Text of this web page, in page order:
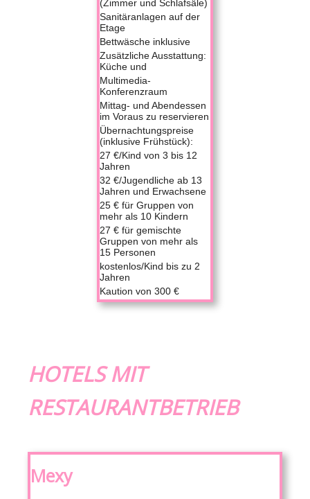
(Zimmer und Schlafsäle)
Sanitäranlagen auf der
Etage
Bettwäsche inklusive
Zusätzliche Ausstattung:
Küche und
Multimedia-
Konferenzraum
Mittag- und Abendessen
im Voraus zu reservieren
Übernachtungspreise
(inklusive Frühstück):
27 €/Kind von 3 bis 12
Jahren
32 €/Jugendliche ab 13
Jahren und Erwachsene
25 € für Gruppen von
mehr als 10 Kindern
27 € für gemischte
Gruppen von mehr als
15 Personen
kostenlos/Kind bis zu 2
Jahren
Kaution von 300 €
HOTELS MIT
RESTAURANTBETRIEB
Mexy